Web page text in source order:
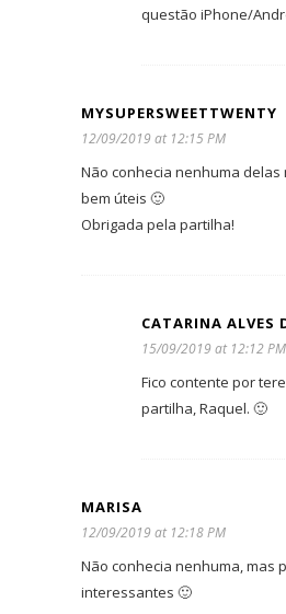
questão iPhone/
MYSUPERSWEETTWENTY
12/09/2019 at 12:15 PM
Não conhecia nenhuma delas
bem úteis 🙂
Obrigada pela partilha!
CATARINA ALVES
15/09/2019 at 12:12 PM
Fico contente por
partilha, Raquel. 🙂
MARISA
12/09/2019 at 12:18 PM
Não conhecia nenhuma, mas
interessantes 🙂